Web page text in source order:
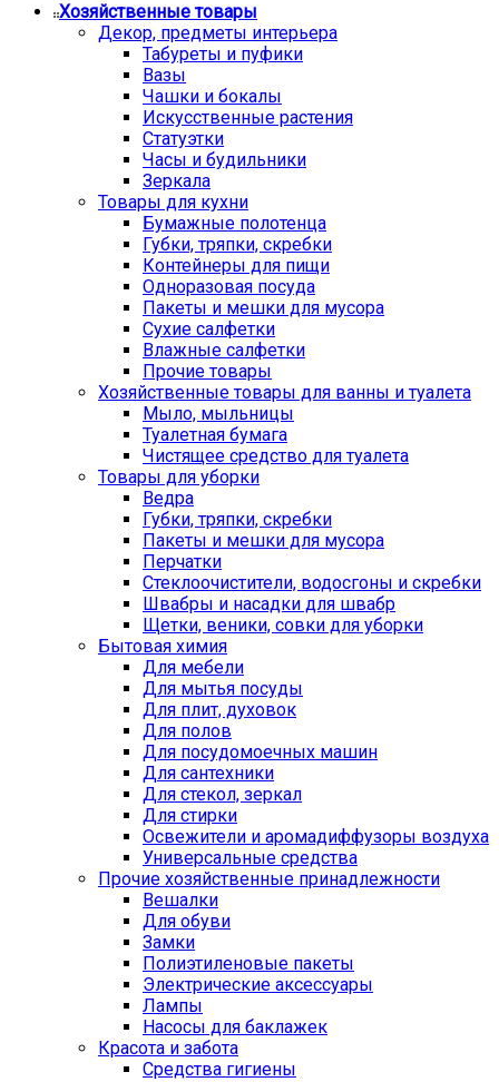
Хозяйственные товары
Декор, предметы интерьера
Табуреты и пуфики
Вазы
Чашки и бокалы
Искусственные растения
Статуэтки
Часы и будильники
Зеркала
Товары для кухни
Бумажные полотенца
Губки, тряпки, скребки
Контейнеры для пищи
Одноразовая посуда
Пакеты и мешки для мусора
Сухие салфетки
Влажные салфетки
Прочие товары
Хозяйственные товары для ванны и туалета
Мыло, мыльницы
Туалетная бумага
Чистящее средство для туалета
Товары для уборки
Ведра
Губки, тряпки, скребки
Пакеты и мешки для мусора
Перчатки
Стеклоочистители, водосгоны и скребки
Швабры и насадки для швабр
Щетки, веники, совки для уборки
Бытовая химия
Для мебели
Для мытья посуды
Для плит, духовок
Для полов
Для посудомоечных машин
Для сантехники
Для стекол, зеркал
Для стирки
Освежители и аромадиффузоры воздуха
Универсальные средства
Прочие хозяйственные принадлежности
Вешалки
Для обуви
Замки
Полиэтиленовые пакеты
Электрические аксессуары
Лампы
Насосы для баклажек
Красота и забота
Средства гигиены